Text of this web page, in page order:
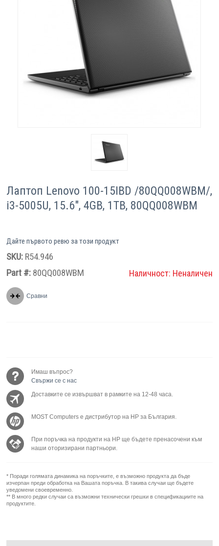
Консумативи
Лаптоп Lenovo 100-15IBD /80QQ008WBM/,
i3-5005U, 15.6", 4GB, 1TB, 80QQ008WBM
Дайте първото ревю за този продукт
SKU: R54.946
Part #: 80QQ008WBM Наличност: Неналичен
Сравни
Имаш въпрос?
Свържи се с нас
Доставките се извършват в рамките на 12-48 часа.
MOST Computers е дистрибутор на HP за България.
При поръчка на продукти на HP ще бъдете пренасочени към
наши оторизирани партньори.
* Поради голямата динамика на поръчките, е възможно продукта да бъде
изчерпан преди обработка на Вашата поръчка. В такива случаи ще бъдете
уведомени своевременно.
** В много редки случаи са възможни технически грешки в спецификациите на
продуктите.